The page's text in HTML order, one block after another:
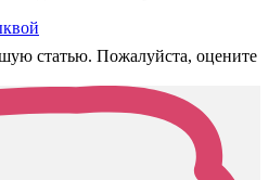
статью. Пожалуйста, оцените